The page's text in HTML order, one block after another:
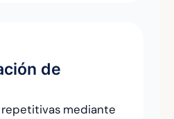
de
repetitivas mediante